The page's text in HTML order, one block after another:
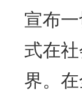
宣布
式在
界。